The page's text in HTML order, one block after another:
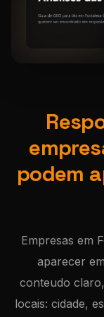
podem
Empresas em
aparecer
conteudo
locais: cidade,